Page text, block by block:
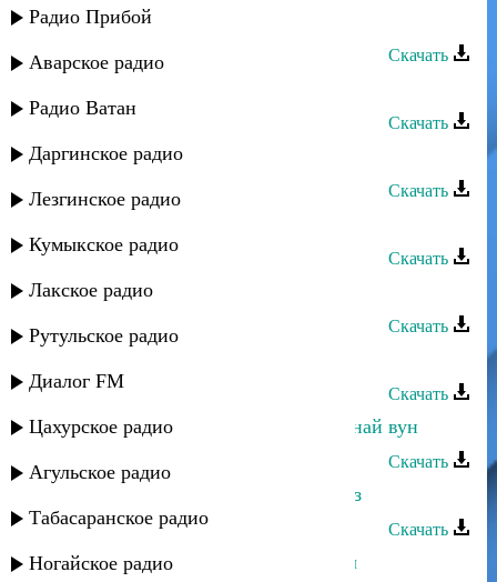
Радио Прибой
Аварское радио
Радио Ватан
Даргинское радио
Лезгинское радио
Кумыкское радио
Лакское радио
Рутульское радио
Диалог FM
Цахурское радио
Агульское радио
Табасаранское радио
Ногайское радио
Тарлан Мамедов - Куруш
Скачать
Скачать
Тарлан Мамедов - Вун патал зи яр
Скачать
Скачать
Тарлан Мамедов - Каина
Скачать
Скачать
Тарлан Мамедов - Заз ахварай акунай вун
Скачать
Тарлан Мамедов - Мугман жеда заз
Скачать
Тарлан Мамедов - Кизилдин тупал